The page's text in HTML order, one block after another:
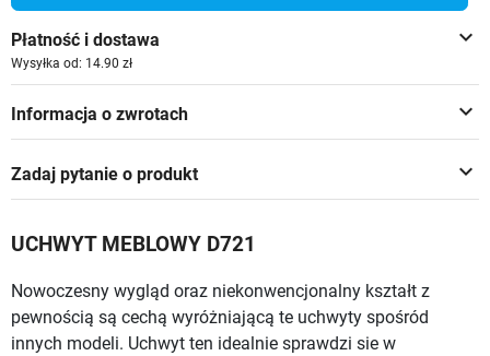
keyboard_arrow_down
Płatność i dostawa
Wysyłka od: 14.90 zł
keyboard_arrow_down
Informacja o zwrotach
keyboard_arrow_down
Zadaj pytanie o produkt
UCHWYT MEBLOWY D721
Nowoczesny wygląd oraz niekonwencjonalny kształt z
pewnością są cechą wyróżniającą te uchwyty spośród
innych modeli. Uchwyt ten idealnie sprawdzi sie w